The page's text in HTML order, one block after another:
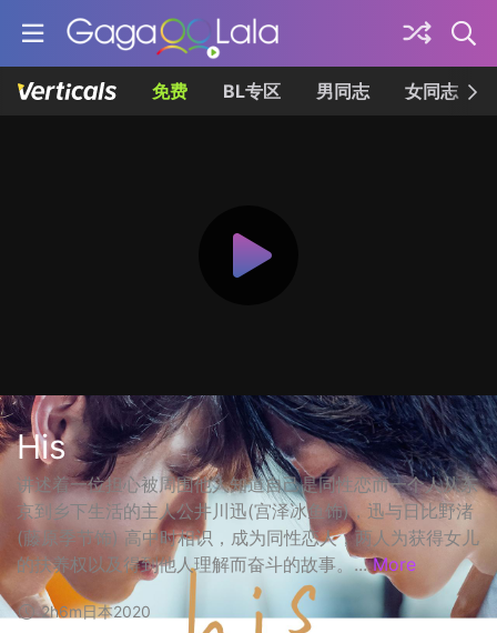
免费 BL专区 男同志 女同志
His
讲述着一位担心被周围他人知道自己是同性恋而一个人从东
京到乡下生活的主人公井川迅(宫泽冰鱼饰)，迅与日比野渚
(藤原季节饰) 高中时相识，成为同性恋人，两人为获得女儿
的扶养权以及得到他人理解而奋斗的故事。... More
2h6m日本2020